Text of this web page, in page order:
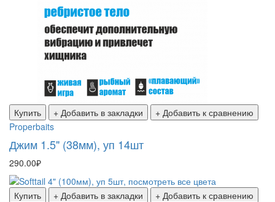
Купить + Добавить в закладки
+ Добавить к сравнению
Properbaits
Джим 1.5" (38мм), уп 14шт
290.00₽
Купить + Добавить в закладки
+ Добавить к сравнению